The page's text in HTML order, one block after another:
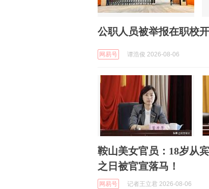
公职人员被举报在职校
网易号 谭浩俊 2026-08-06
鞍山美女官员：18岁从
之日被官宣落马！
网易号 记者王立君 2026-08-06